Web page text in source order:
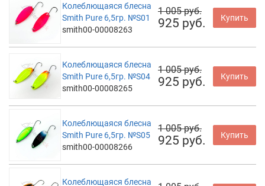
Колеблющаяся блесна
Smith Pure 6,5гр. №S01
smith00-00008263
1 005 руб.
925 руб. Купить
Колеблющаяся блесна
Smith Pure 6,5гр. №S04
smith00-00008265
1 005 руб.
925 руб. Купить
Колеблющаяся блесна
Smith Pure 6,5гр. №S05
smith00-00008266
1 005 руб.
925 руб. Купить
Колеблющаяся блесна